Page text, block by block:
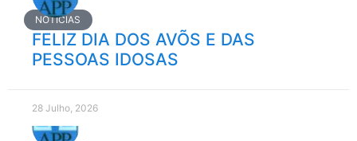
NOTÍCIAS
FELIZ DIA DOS AVÕS E DAS
PESSOAS IDOSAS
28 Julho, 2026